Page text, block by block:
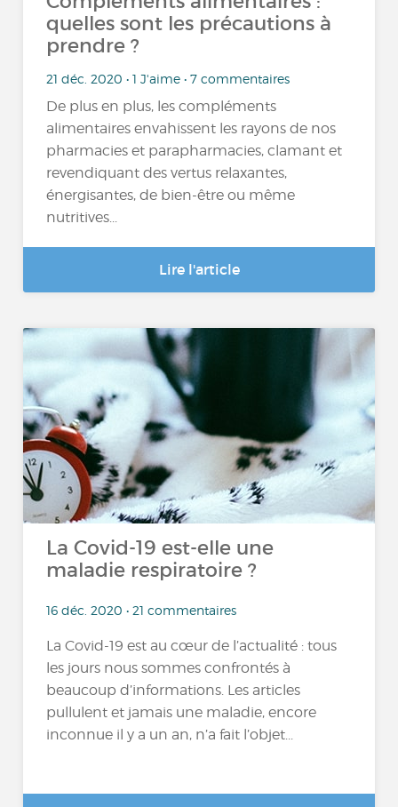
quelles sont les précautions à
prendre ?
21 déc. 2020 • 1 J'aime • 7 commentaires
De plus en plus, les compléments
alimentaires envahissent les rayons de nos
pharmacies et parapharmacies, clamant et
revendiquant des vertus relaxantes,
énergisantes, de bien-être ou même
nutritives...
Lire l'article
La Covid-19 est-elle une
maladie respiratoire ?
16 déc. 2020 • 21 commentaires
La Covid-19 est au cœur de l’actualité : tous
les jours nous sommes confrontés à
beaucoup d’informations. Les articles
pullulent et jamais une maladie, encore
inconnue il y a un an, n’a fait l’objet...